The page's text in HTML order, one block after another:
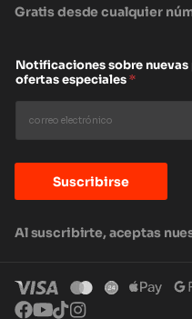
Gratis desde cualquier
Notificaciones sobre
ofertas especiales*
Suscribirse
Al suscribirte, aceptas